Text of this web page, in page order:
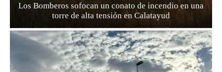
Los Bomberos sofocan un conato de incendio en una
torre de alta tensión en Calatayud